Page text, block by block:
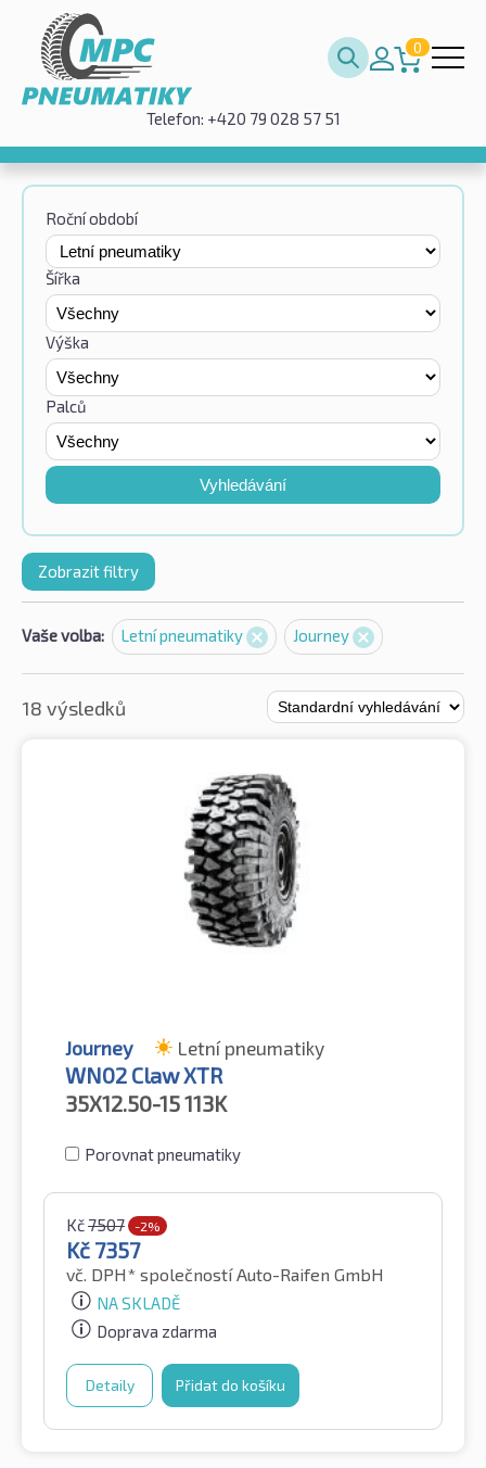
0
Telefon: +420 79 028 57 51
Roční období
Šířka
Výška
Palců
Vyhledávání
Zobrazit filtry
Vaše volba: Letní pneumatiky Journey
18 výsledků
Journey Letní pneumatiky
WN02 Claw XTR
35X12.50-15113K
Porovnat pneumatiky
Kč7507 -2%
Kč 7357
vč. DPH* společností Auto-Raifen GmbH
NA SKLADĚ
Doprava zdarma
Detaily Přidat do košíku